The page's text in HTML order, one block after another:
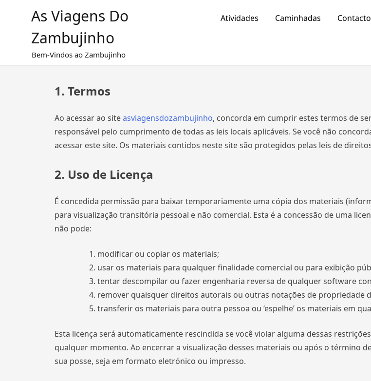
As Viagens Do
Zambujinho
Bem-Vindos ao Zambujinho
Atividades Caminhadas
1. Termos
Ao acessar ao siteasviagensdozambujinho, concorda em cumprir estes termos de
responsável pelo cumprimento de todas as leis locais aplicáveis. Se você não
acessar este site. Os materiais contidos neste site são protegidos pelas leis de
2. Uso de Licença
É concedida permissão para baixar temporariamente uma cópia dos materiais
para visualização transitória pessoal e não comercial. Esta é a concessão de uma
não pode:
modificar ou copiar os materiais;
usar os materiais para qualquer finalidade comercial ou para exibição
tentar descompilar ou fazer engenharia reversa de qualquer software
remover quaisquer direitos autorais ou outras notações de propriedade
transferir os materiais para outra pessoa ou ‘espelhe’ os materiais em
Esta licença será automaticamente rescindida se você violar alguma dessas
qualquer momento. Ao encerrar a visualização desses materiais ou após o término
sua posse, seja em formato eletrónico ou impresso.